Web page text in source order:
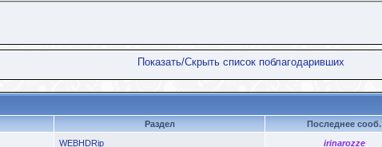
Показать/Скрыть список поблагодаривших
Раздел Последнее сооб.
WEBHDRip irinarozze